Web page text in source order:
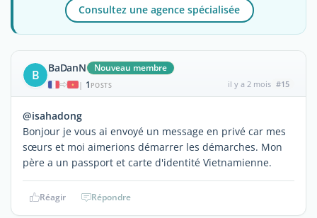
Consultez une agence spécialisée
B BaDanN Nouveau membre
| 1 POSTS il y a 2 mois #15
@isahadong
Bonjour je vous ai envoyé un message en privé car mes
sœurs et moi aimerions démarrer les démarches. Mon
père a un passport et carte d'identité Vietnamienne.
Réagir Répondre